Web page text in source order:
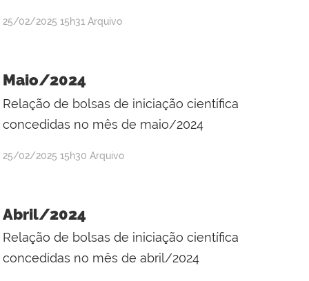
por
Silva
publicado
25/02/2025 15h31 Arquivo
Maio/2024
Relação de bolsas de iniciação científica
concedidas no mês de maio/2024
por
Silva
publicado
25/02/2025 15h30 Arquivo
Abril/2024
Relação de bolsas de iniciação científica
concedidas no mês de abril/2024